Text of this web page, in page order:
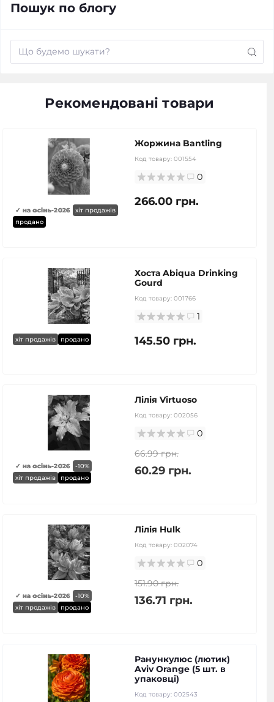
Пошук по блогу
Рекомендовані товари
✓ на осінь-2026
хіт продажів
продано
Жоржина Bantling
Код товару: 001554
0
266.00 грн.
хіт продажів продано
Хоста Abiqua Drinking
Gourd
Код товару: 001766
1
145.50 грн.
-10%
✓ на осінь-2026
хіт продажів
продано
Лілія Virtuoso
Код товару: 002056
0
66.99 грн.
60.29 грн.
-10%
✓ на осінь-2026
хіт продажів
продано
Лілія Hulk
Код товару: 002074
0
151.90 грн.
136.71 грн.
Ранункулюс (лютик)
Aviv Orange (5 шт. в
упаковці)
Код товару: 002543